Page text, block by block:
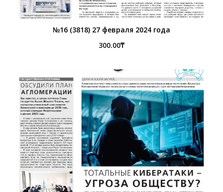
№16 (3818) 27 февраля 2024 года
300.00₸